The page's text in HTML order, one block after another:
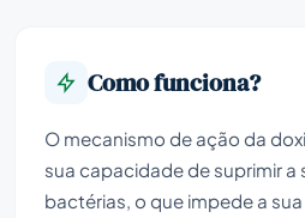
Como funciona?
O mecanismo de ação da
sua capacidade de suprimir a
bactérias, o que impede a